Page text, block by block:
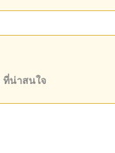
ที่น่าสนใจ